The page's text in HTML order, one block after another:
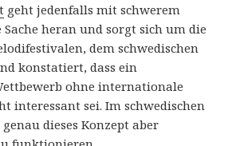
geht jedenfalls mit schwerem
Sache heran und sorgt sich um die
dem schwedischen
konstatiert, dass ein
ohne internationale
interessant sei. Im schwedischen
dieses Konzept aber